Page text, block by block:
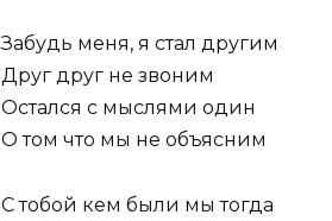
Забудь меня, я стал другим
Друг друг не звоним
Остался с мыслями один
О том что мы не объясним
С тобой кем были мы тогда